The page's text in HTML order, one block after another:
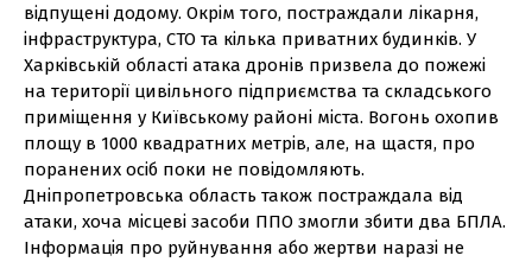
відпущені додому. Окрім того, постраждали лікарня,
інфраструктура, СТО та кілька приватних будинків. У
Харківській області атака дронів призвела до пожежі
на території цивільного підприємства та складського
приміщення у Київському районі міста. Вогонь охопив
площу в 1000 квадратних метрів, але, на щастя, про
поранених осіб поки не повідомляють.
Дніпропетровська область також постраждала від
атаки, хоча місцеві засоби ППО змогли збити два БПЛА.
Інформація про руйнування або жертви наразі не